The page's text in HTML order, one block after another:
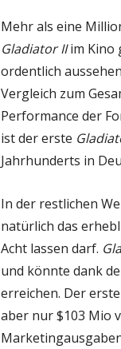
Mehr als eine
Gladiator IIim Kino
ordentlich
Vergleich zum
Performance der
ist der erste
Jahrhunderts in
In der restlichen
natürlich das
Acht lassen darf.
und könnte dank
erreichen. Der
aber nur $103 Mio